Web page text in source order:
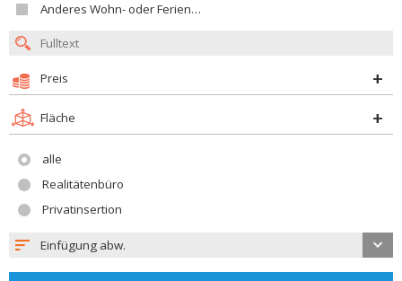
Anderes Wohn- oder Ferienobjekt
Preis
Fläche
alle
Realitätenbüro
Privatinsertion
Einfügung abw.